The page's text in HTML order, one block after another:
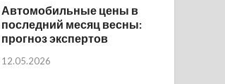
Автомобильные цены в
последний месяц весны:
прогноз экспертов
12.05.2026